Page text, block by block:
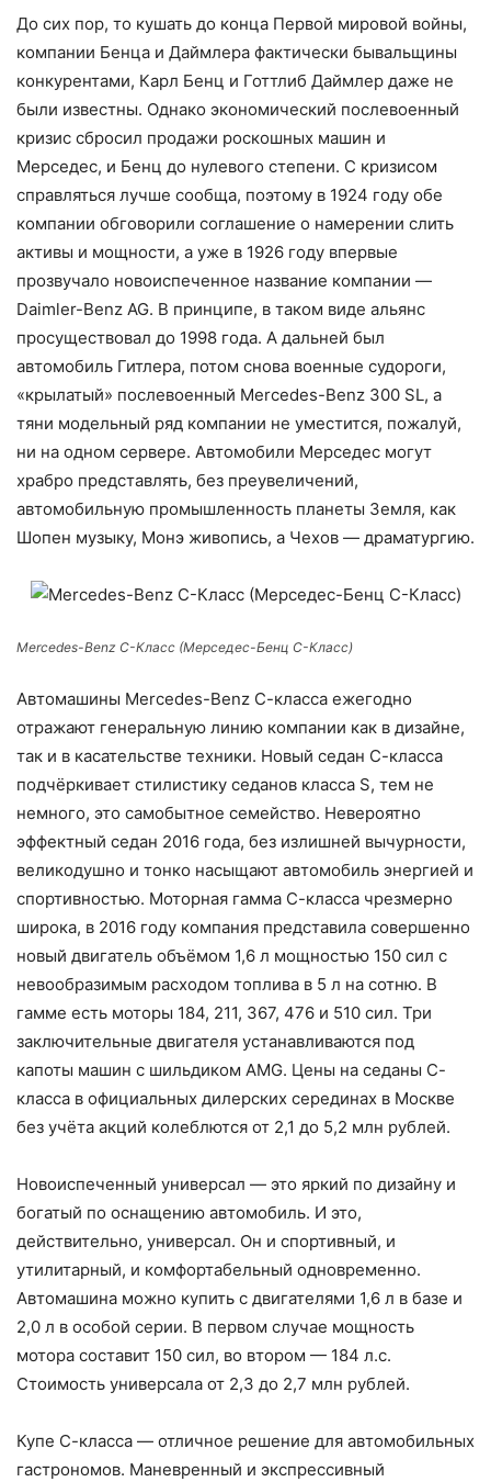
До сих пор, то кушать до конца Первой мировой войны,
компании Бенца и Даймлера фактически бывальщины
конкурентами, Карл Бенц и Готтлиб Даймлер даже не
были известны. Однако экономический послевоенный
кризис сбросил продажи роскошных машин и
Мерседес, и Бенц до нулевого степени. С кризисом
справляться лучше сообща, поэтому в 1924 году обе
компании обговорили соглашение о намерении слить
активы и мощности, а уже в 1926 году впервые
прозвучало новоиспеченное название компании —
Daimler-Benz AG. В принципе, в таком виде альянс
просуществовал до 1998 года. А дальней был
автомобиль Гитлера, потом снова военные судороги,
«крылатый» послевоенный Mercedes-Benz 300 SL, а
тяни модельный ряд компании не уместится, пожалуй,
ни на одном сервере. Автомобили Мерседес могут
храбро представлять, без преувеличений,
автомобильную промышленность планеты Земля, как
Шопен музыку, Монэ живопись, а Чехов — драматургию.
Mercedes-Benz С-Класс (Мерседес-Бенц С-Класс)
Автомашины Mercedes-Benz С-класса ежегодно
отражают генеральную линию компании как в дизайне,
так и в касательстве техники. Новый седан С-класса
подчёркивает стилистику седанов класса S, тем не
немного, это самобытное семейство. Невероятно
эффектный седан 2016 года, без излишней вычурности,
великодушно и тонко насыщают автомобиль энергией и
спортивностью. Моторная гамма С-класса чрезмерно
широка, в 2016 году компания представила совершенно
новый двигатель объёмом 1,6 л мощностью 150 сил с
невообразимым расходом топлива в 5 л на сотню. В
гамме есть моторы 184, 211, 367, 476 и 510 сил. Три
заключительные двигателя устанавливаются под
капоты машин с шильдиком AMG. Цены на седаны С-
класса в официальных дилерских серединах в Москве
без учёта акций колеблются от 2,1 до 5,2 млн рублей.
Новоиспеченный универсал — это яркий по дизайну и
богатый по оснащению автомобиль. И это,
действительно, универсал. Он и спортивный, и
утилитарный, и комфортабельный одновременно.
Автомашина можно купить с двигателями 1,6 л в базе и
2,0 л в особой серии. В первом случае мощность
мотора составит 150 сил, во втором — 184 л.с.
Стоимость универсала от 2,3 до 2,7 млн рублей.
Купе С-класса — отличное решение для автомобильных
гастрономов. Маневренный и экспрессивный